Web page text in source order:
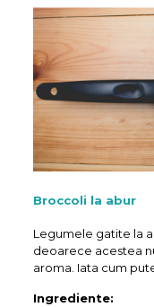
Broccoli la abur
Legumele gatite la
deoarece acestea
aroma. Iata cum
Ingrediente: